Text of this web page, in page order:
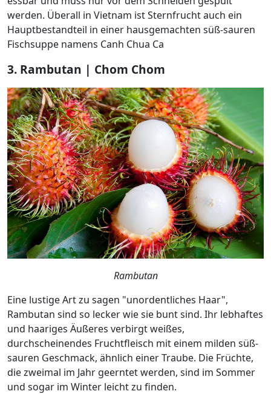
werden. Überall in Vietnam ist Sternfrucht auch ein
Hauptbestandteil in einer hausgemachten süß-sauren
Fischsuppe namens Canh Chua Ca
3. Rambutan | Chom Chom
Rambutan
Eine lustige Art zu sagen "unordentliches Haar",
Rambutan sind so lecker wie sie bunt sind. Ihr lebhaftes
und haariges Äußeres verbirgt weißes,
durchscheinendes Fruchtfleisch mit einem milden süß-
sauren Geschmack, ähnlich einer Traube. Die Früchte,
die zweimal im Jahr geerntet werden, sind im Sommer
und sogar im Winter leicht zu finden.